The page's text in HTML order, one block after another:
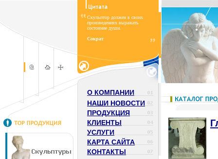
Скульптор должен в своих
произведениях выражать
состояние души.
Сократ
О КОМПАНИИ
НАШИ НОВОСТИ
ПРОДУКЦИЯ
КЛИЕНТЫ
УСЛУГИ
КАРТА САЙТА
КОНТАКТЫ